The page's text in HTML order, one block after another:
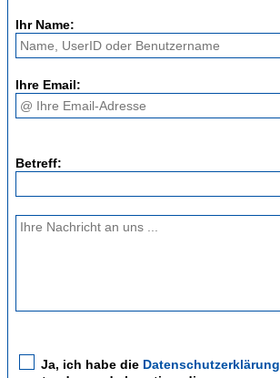
Ihr Name:
Ihre Email:
Betreff:
Ja, ich habe die Datenschutzerklärung